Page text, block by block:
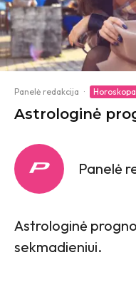
Panelė redakcija ·
Astrologinė
Panelė
Astrologinė
sekmadieniui.